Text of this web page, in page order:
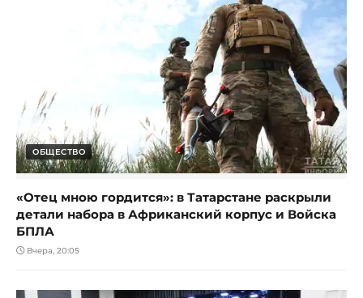
ОБЩЕСТВО
«Отец мною гордится»: в Татарстане раскрыли
детали набора в Африканский корпус и Войска
БПЛА
Вчера, 20:05